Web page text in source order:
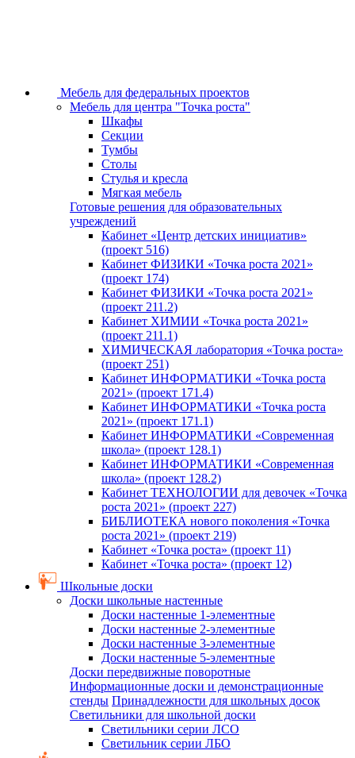
Мебель для федеральных проектов
Мебель для центра "Точка роста"
Шкафы
Секции
Тумбы
Столы
Стулья и кресла
Мягкая мебель
Готовые решения для образовательных
учреждений
Кабинет «Центр детских инициатив»
(проект 516)
Кабинет ФИЗИКИ «Точка роста 2021»
(проект 174)
Кабинет ФИЗИКИ «Точка роста 2021»
(проект 211.2)
Кабинет ХИМИИ «Точка роста 2021»
(проект 211.1)
ХИМИЧЕСКАЯ лаборатория «Точка роста»
(проект 251)
Кабинет ИНФОРМАТИКИ «Точка роста
2021» (проект 171.4)
Кабинет ИНФОРМАТИКИ «Точка роста
2021» (проект 171.1)
Кабинет ИНФОРМАТИКИ «Современная
школа» (проект 128.1)
Кабинет ИНФОРМАТИКИ «Современная
школа» (проект 128.2)
Кабинет ТЕХНОЛОГИИ для девочек «Точка
роста 2021» (проект 227)
БИБЛИОТЕКА нового поколения «Точка
роста 2021» (проект 219)
Кабинет «Точка роста» (проект 11)
Кабинет «Точка роста» (проект 12)
Школьные доски
Доски школьные настенные
Доски настенные 1-элементные
Доски настенные 2-элементные
Доски настенные 3-элементные
Доски настенные 5-элементные
Доски передвижные поворотные
Информационные доски и демонстрационные
стенды Принадлежности для школьных досок
Светильники для школьной доски
Светильники серии ЛСО
Светильник серии ЛБО